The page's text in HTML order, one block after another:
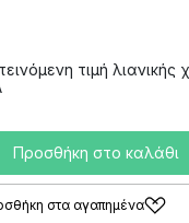
τιμή λιανικής
Προσθήκη στο καλάθι
στα αγαπημένα